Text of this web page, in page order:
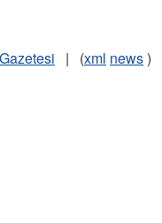
| (xml news)